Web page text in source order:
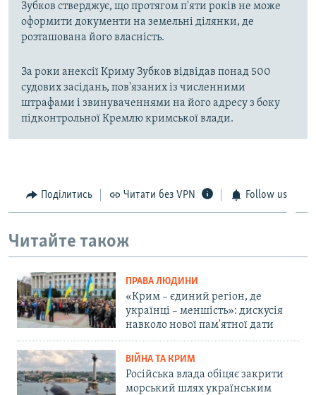
Зубков стверджує, що протягом п'яти років не може
оформити документи на земельні ділянки, де
розташована його власність.
За роки анексії Криму Зубков відвідав понад 500
судових засідань, пов'язаних із численними
штрафами і звинуваченнями на його адресу з боку
підконтрольної Кремлю кримської влади.
Поділитись Читати без VPN Follow us
Читайте також
ПРАВА ЛЮДИНИ
«Крим – єдиний регіон, де
українці – меншість»: дискусія
навколо нової пам'ятної дати
ВІЙНА ТА КРИМ
Російська влада обіцяє закрити
морський шлях українським